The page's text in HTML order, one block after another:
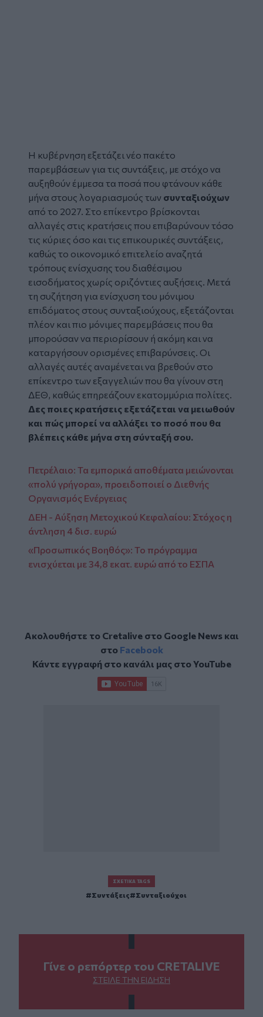
Η κυβέρνηση εξετάζει νέο πακέτο
παρεμβάσεων για τις συντάξεις, με στόχο να
αυξηθούν έμμεσα τα ποσά που φτάνουν κάθε
μήνα στους λογαριασμούς των συνταξιούχων
από το 2027. Στο επίκεντρο βρίσκονται
αλλαγές στις κρατήσεις που επιβαρύνουν τόσο
τις κύριες όσο και τις επικουρικές συντάξεις,
καθώς το οικονομικό επιτελείο αναζητά
τρόπους ενίσχυσης του διαθέσιμου
εισοδήματος χωρίς οριζόντιες αυξήσεις. Μετά
τη συζήτηση για ενίσχυση του μόνιμου
επιδόματος στους συνταξιούχους, εξετάζονται
πλέον και πιο μόνιμες παρεμβάσεις που θα
μπορούσαν να περιορίσουν ή ακόμη και να
καταργήσουν ορισμένες επιβαρύνσεις. Οι
αλλαγές αυτές αναμένεται να βρεθούν στο
επίκεντρο των εξαγγελιών που θα γίνουν στη
ΔΕΘ, καθώς επηρεάζουν εκατομμύρια πολίτες.
Δες ποιες κρατήσεις εξετάζεται να μειωθούν
και πώς μπορεί να αλλάξει το ποσό που θα
βλέπεις κάθε μήνα στη σύνταξή σου.
Πετρέλαιο: Τα εμπορικά αποθέματα μειώνονται
«πολύ γρήγορα», προειδοποιεί ο Διεθνής
Οργανισμός Ενέργειας
ΔΕΗ - Αύξηση Μετοχικού Κεφαλαίου: Στόχος η
άντληση 4 δισ. ευρώ
«Προσωπικός Βοηθός»: Το πρόγραμμα
ενισχύεται με 34,8 εκατ. ευρώ από το ΕΣΠΑ
Ακολουθήστε το Cretalive στο Google Newsκαι
στο Facebook
Κάντε εγγραφή στο κανάλι μας στοYouTube
ΣΧΕΤΙΚΆ TAGS
Συντάξεις Συνταξιούχοι
Γίνε ο ρεπόρτερ του CRETALIVE
ΣΤΕΊΛΕ ΤΗΝ ΕΊΔΗΣΗ